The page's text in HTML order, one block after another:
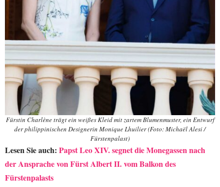
Fürstin Charlène trägt ein weißes Kleid mit zartem Blumenmuster, ein Entwurf
der philippinischen Designerin Monique Lhuilier (Foto: Michaël Alesi /
Fürstenpalast)
Lesen Sie auch: Papst Leo XIV. segnet die Monegassen nach
der Ansprache von Fürst Albert II. vom Balkon des
Fürstenpalasts